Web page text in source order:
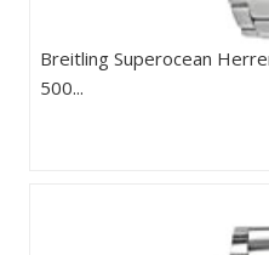
Breitling Superocean
500...